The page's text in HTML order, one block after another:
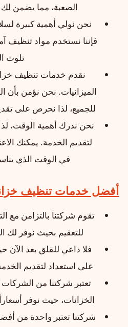
الصعبة، مما يضمن لك
نحن نولي أهمية كبيرة
فإننا نستخدم مواد تنظيف
تلوث
نقدم خدمات تنظيف
الميزانيات. نحن نؤمن بأن
للجميع، لذا نحرص على
نحن ندرك أهمية الوقت،
لتقديم الخدمة. يمكنك
في الوقت الذي
أفضل خدمات تنظيف
تقوم شركتنا بالتزامن
للتعقيم بحيث نوفر لك
فلا داعي للقلق بعد الآن
على استعداد لتقديم
تعتبر شركتنا من
الخزانات، حيث نوفر
شركتنا تعتبر واحدة من